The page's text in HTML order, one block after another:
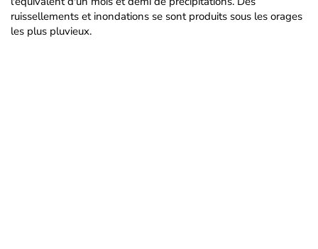
ruissellements et inondations se sont produits sous les orages
les plus pluvieux.